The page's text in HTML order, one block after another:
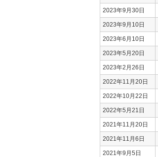
2023年9月30日
2023年9月10日
2023年6月10日
2023年5月20日
2023年2月26日
2022年11月20日
2022年10月22日
2022年5月21日
2021年11月20日
2021年11月6日
2021年9月5日